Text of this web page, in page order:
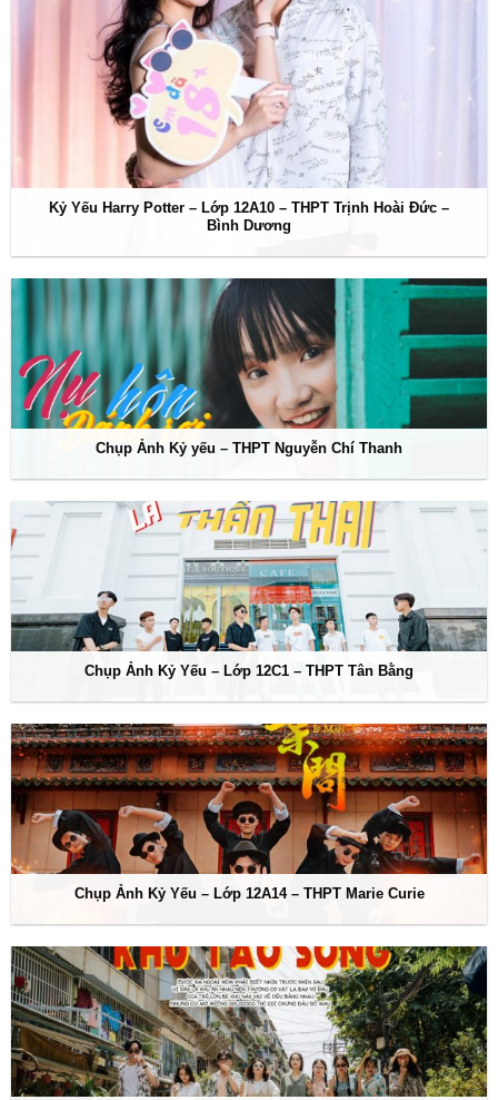
Kỷ Yếu Harry Potter – Lớp 12A10 – THPT Trịnh Hoài Đức –
Bình Dương
Chụp Ảnh Kỷ yếu – THPT Nguyễn Chí Thanh
Chụp Ảnh Kỷ Yếu – Lớp 12C1 – THPT Tân Bằng
Chụp Ảnh Kỷ Yếu – Lớp 12A14 – THPT Marie Curie